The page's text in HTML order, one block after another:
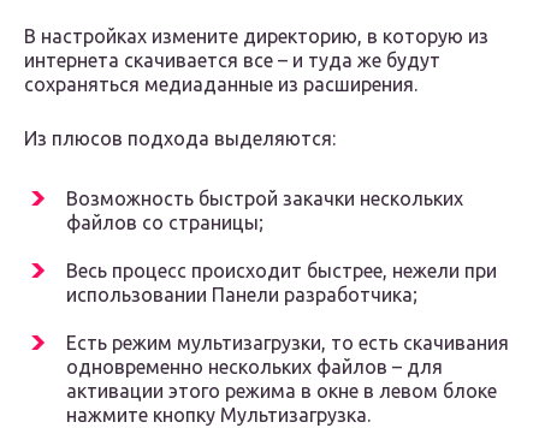
В настройках измените директорию, в которую из
интернета скачивается все – и туда же будут
сохраняться медиаданные из расширения.
Из плюсов подхода выделяются:
Возможность быстрой закачки нескольких
файлов со страницы;
Весь процесс происходит быстрее, нежели при
использовании Панели разработчика;
Есть режим мультизагрузки, то есть скачивания
одновременно нескольких файлов – для
активации этого режима в окне в левом блоке
нажмите кнопку Мультизагрузка.